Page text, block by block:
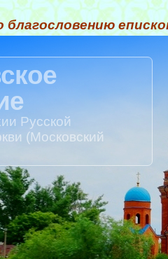
благословению
Русской
(Московский